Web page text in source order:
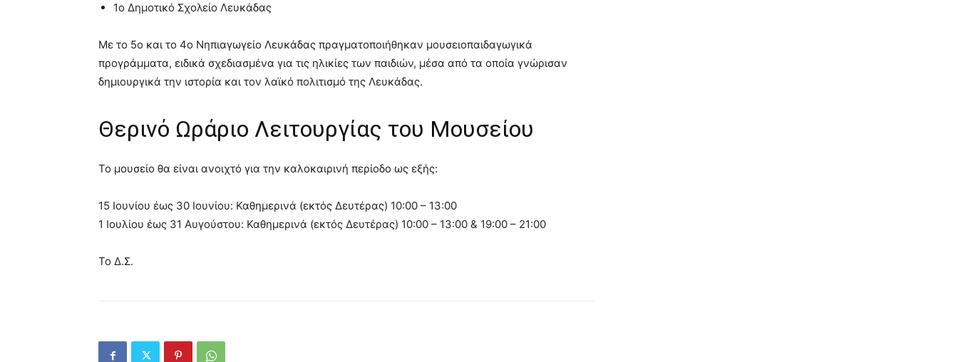
1ο Δημοτικό Σχολείο Λευκάδας
Με το 5ο και το 4ο Νηπιαγωγείο Λευκάδας πραγματοποιήθηκαν μουσειοπαιδαγωγικά
προγράμματα, ειδικά σχεδιασμένα για τις ηλικίες των παιδιών, μέσα από τα οποία γνώρισαν
δημιουργικά την ιστορία και τον λαϊκό πολιτισμό της Λευκάδας.
Θερινό Ωράριο Λειτουργίας του Μουσείου
Το μουσείο θα είναι ανοιχτό για την καλοκαιρινή περίοδο ως εξής:
15 Ιουνίου έως 30 Ιουνίου: Καθημερινά (εκτός Δευτέρας) 10:00 – 13:00
1 Ιουλίου έως 31 Αυγούστου: Καθημερινά (εκτός Δευτέρας) 10:00 – 13:00 & 19:00 – 21:00
To Δ.Σ.